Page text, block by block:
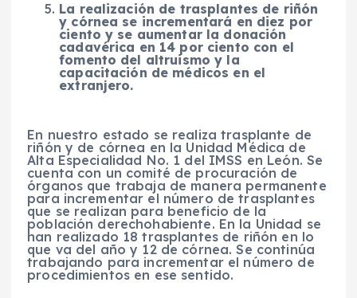
La realización de trasplantes de riñón
y córnea se incrementará en diez por
ciento y se aumentar la donación
cadavérica en 14 por ciento con el
fomento del altruismo y la
capacitación de médicos en el
extranjero.
En nuestro estado se realiza trasplante de
riñón y de córnea en la Unidad Médica de
Alta Especialidad No. 1 del IMSS en León. Se
cuenta con un comité de procuración de
órganos que trabaja de manera permanente
para incrementar el número de trasplantes
que se realizan para beneficio de la
población derechohabiente. En la Unidad se
han realizado 18 trasplantes de riñón en lo
que va del año y 12 de córnea. Se continúa
trabajando para incrementar el número de
procedimientos en ese sentido.